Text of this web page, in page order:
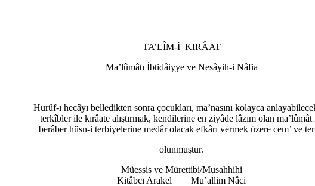
TA’LÎM-İ KIRÂAT
Ma’lûmâtı İbtidâiyye ve Nesâyih-i Nâfia
Hurûf-ı hecâyı belledikten sonra çocukları, ma’nasını kolayca
terkîbler ile kırâate alıştırmak, kendilerine en ziyâde lâzım olan ma’lûmât
berâber hüsn-i terbiyelerine medâr olacak efkârı vermek üzere cem’ ve
olunmuştur.
Müessis ve Mürettibi/Musahhihi
Kitâbcı Arakel Mu’allim Nâci